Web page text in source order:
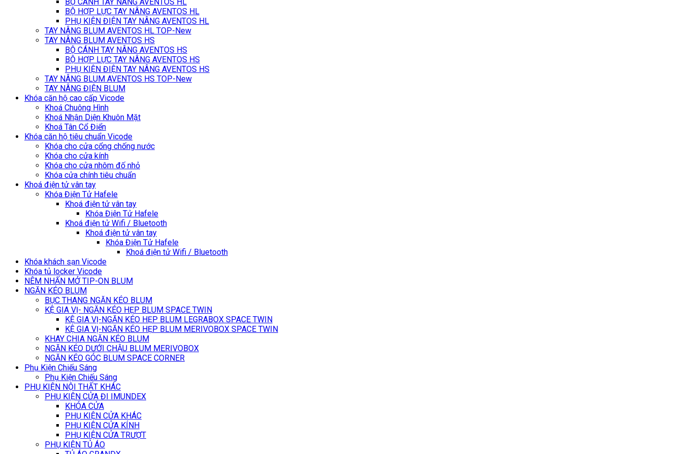
BỘ HỢP LỰC TAY NÂNG AVENTOS HL
PHỤ KIỆN ĐIỆN TAY NÂNG AVENTOS HL
TAY NÂNG BLUM AVENTOS HL TOP-New
TAY NÂNG BLUM AVENTOS HS
BỘ CÁNH TAY NÂNG AVENTOS HS
BỘ HỢP LỰC TAY NÂNG AVENTOS HS
PHỤ KIỆN ĐIỆN TAY NÂNG AVENTOS HS
TAY NÂNG BLUM AVENTOS HS TOP-New
TAY NÂNG ĐIỆN BLUM
Khóa căn hộ cao cấp Vicode
Khoá Chuông Hình
Khoá Nhận Diện Khuôn Mặt
Khoá Tân Cổ Điển
Khóa căn hộ tiêu chuẩn Vicode
Khóa cho cửa cổng chống nước
Khóa cho cửa kính
Khóa cho cửa nhôm đố nhỏ
Khóa cửa chính tiêu chuẩn
Khoá điện tử vân tay
Khóa Điện Tử Hafele
Khoá điện tử vân tay
Khóa Điện Tử Hafele
Khoá điện tử Wifi / Bluetooth
Khoá điện tử vân tay
Khóa Điện Tử Hafele
Khoá điện tử Wifi / Bluetooth
Khóa khách sạn Vicode
Khóa tủ locker Vicode
NÊM NHẤN MỞ TIP-ON BLUM
NGĂN KÉO BLUM
BỤC THANG NGĂN KÉO BLUM
KỆ GIA VỊ- NGĂN KÉO HẸP BLUM SPACE TWIN
KỆ GIA VỊ-NGĂN KÉO HẸP BLUM LEGRABOX SPACE TWIN
KỆ GIA VỊ-NGĂN KÉO HẸP BLUM MERIVOBOX SPACE TWIN
KHAY CHIA NGĂN KÉO BLUM
NGĂN KÉO DƯỚI CHẬU BLUM MERIVOBOX
NGĂN KÉO GÓC BLUM SPACE CORNER
Phụ Kiện Chiếu Sáng
Phụ Kiện Chiếu Sáng
PHỤ KIỆN NỘI THẤT KHÁC
PHỤ KIỆN CỬA ĐI IMUNDEX
KHÓA CỬA
PHỤ KIỆN CỬA KHÁC
PHỤ KIỆN CỬA KÍNH
PHỤ KIỆN CỬA TRƯỢT
PHỤ KIỆN TỦ ÁO